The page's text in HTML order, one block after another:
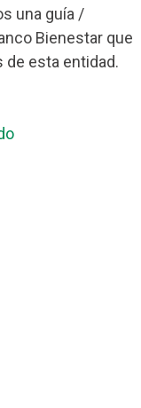
una guía /
Bienestar que
de esta entidad.